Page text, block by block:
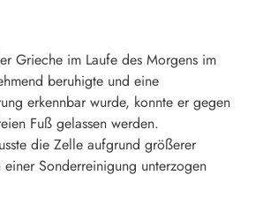
Grieche im Laufe des Morgens im
beruhigte und eine
erkennbar wurde, konnte er gegen
Fuß gelassen werden.
die Zelle aufgrund größerer
Sonderreinigung unterzogen